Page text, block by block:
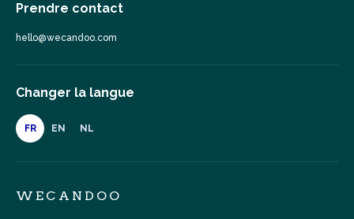
Prendre contact
hello@wecandoo.com
Changer la langue
FR EN NL
WECANDOO